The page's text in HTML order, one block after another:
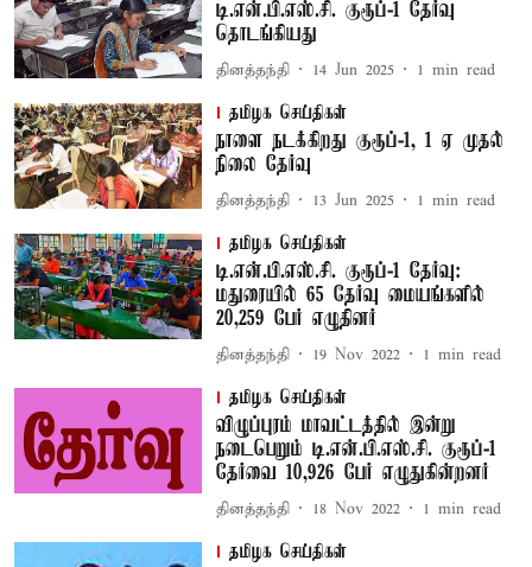
டி.என்.பி.எஸ்.சி. குரூப்-1 தேர்வு
தொடங்கியது
தினத்தந்தி 14 Jun 2025 1 min read
தமிழக செய்திகள்
நாளை நடக்கிறது குரூப்-1, 1 ஏ முதல்
நிலை தேர்வு
தினத்தந்தி 13 Jun 2025 1 min read
தமிழக செய்திகள்
டி.என்.பி.எஸ்.சி. குரூப்-1 தேர்வு:
மதுரையில் 65 தேர்வு மையங்களில்
20,259 பேர் எழுதினர்
தினத்தந்தி 19 Nov 2022 1 min read
தமிழக செய்திகள்
விழுப்புரம் மாவட்டத்தில் இன்று
நடைபெறும் டி.என்.பி.எஸ்.சி. குரூப்-1
தேர்வை 10,926 பேர் எழுதுகின்றனர்
தினத்தந்தி 18 Nov 2022 1 min read
தமிழக செய்திகள்